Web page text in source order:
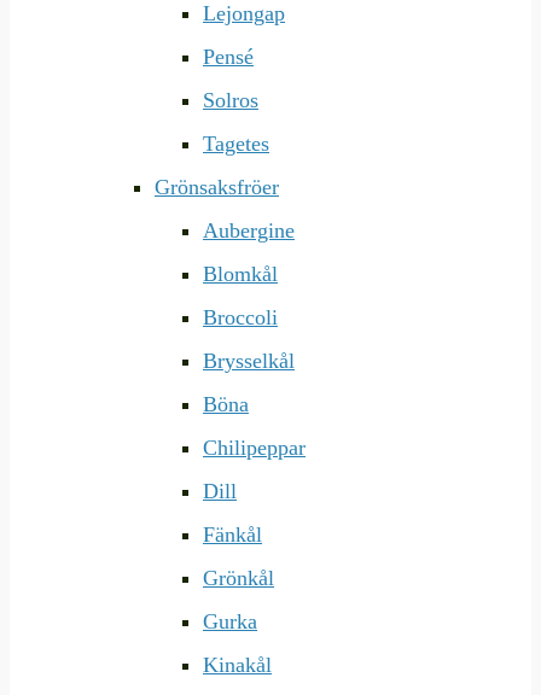
Lejongap
Pensé
Solros
Tagetes
Grönsaksfröer
Aubergine
Blomkål
Broccoli
Brysselkål
Böna
Chilipeppar
Dill
Fänkål
Grönkål
Gurka
Kinakål